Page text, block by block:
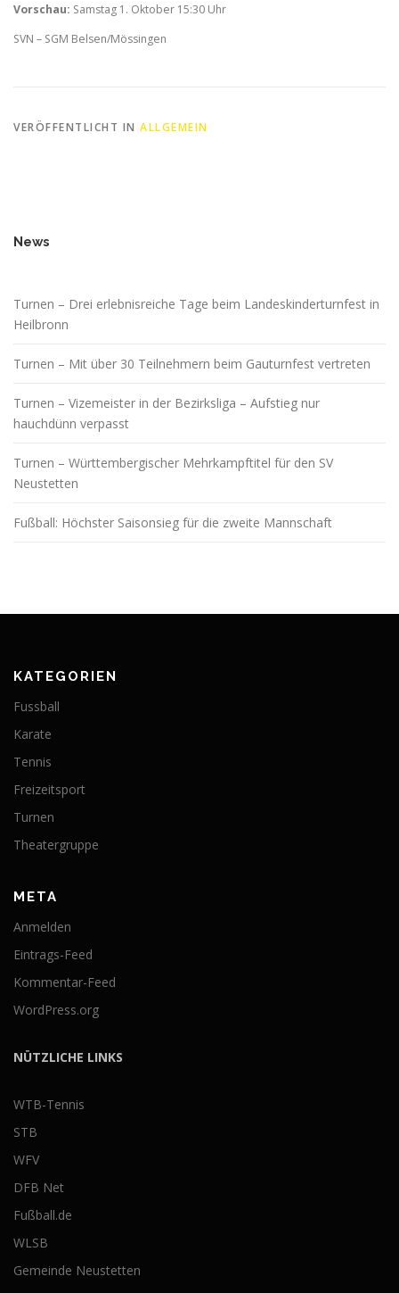
Vorschau: Samstag 1. Oktober 15:30 Uhr
SVN – SGM Belsen/Mössingen
VERÖFFENTLICHT IN ALLGEMEIN
News
Turnen – Drei erlebnisreiche Tage beim Landeskinderturnfest in
Heilbronn
Turnen – Mit über 30 Teilnehmern beim Gauturnfest vertreten
Turnen – Vizemeister in der Bezirksliga – Aufstieg nur
hauchdünn verpasst
Turnen – Württembergischer Mehrkampftitel für den SV
Neustetten
Fußball: Höchster Saisonsieg für die zweite Mannschaft
KATEGORIEN
Fussball
Karate
Tennis
Freizeitsport
Turnen
Theatergruppe
META
Anmelden
Eintrags-Feed
Kommentar-Feed
WordPress.org
NÜTZLICHE LINKS
WTB-Tennis
STB
WFV
DFB Net
Fußball.de
WLSB
Gemeinde Neustetten